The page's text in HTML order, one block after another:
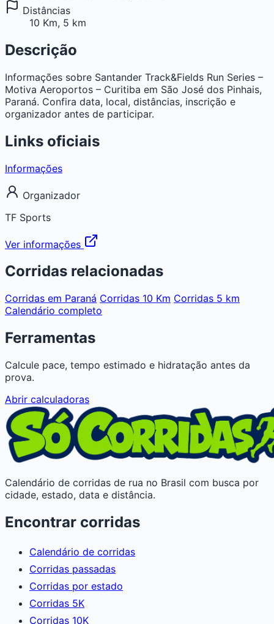
Distâncias
10 Km, 5 km
Descrição
Informações sobre Santander Track&Fields Run Series –
Motiva Aeroportos – Curitiba em São José dos Pinhais,
Paraná. Confira data, local, distâncias, inscrição e
organizador antes de participar.
Links oficiais
Informações
Organizador
TF Sports
Ver informações
Corridas relacionadas
Corridas em Paraná Corridas 10 Km Corridas 5 km
Calendário completo
Ferramentas
Calcule pace, tempo estimado e hidratação antes da
prova.
Abrir calculadoras
Calendário de corridas de rua no Brasil com busca por
cidade, estado, data e distância.
Encontrar corridas
Calendário de corridas
Corridas passadas
Corridas por estado
Corridas 5K
Corridas 10K